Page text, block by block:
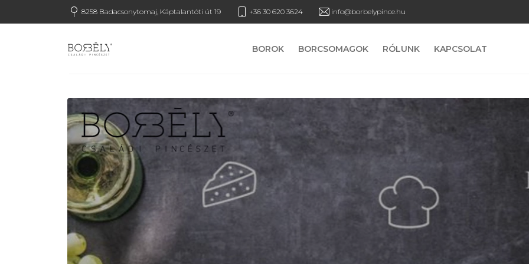
8258 Badacsonytomaj, Káptalantóti út 19 +36 30 620 3624 info@borbelypince.hu
BOROK BORCSOMAGOK RÓLUNK KAPCSOLAT